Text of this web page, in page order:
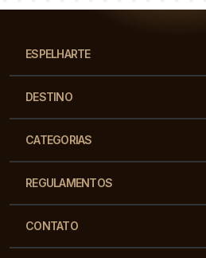
ESPELHARTE
DESTINO
CATEGORIAS
REGULAMENTOS
CONTATO